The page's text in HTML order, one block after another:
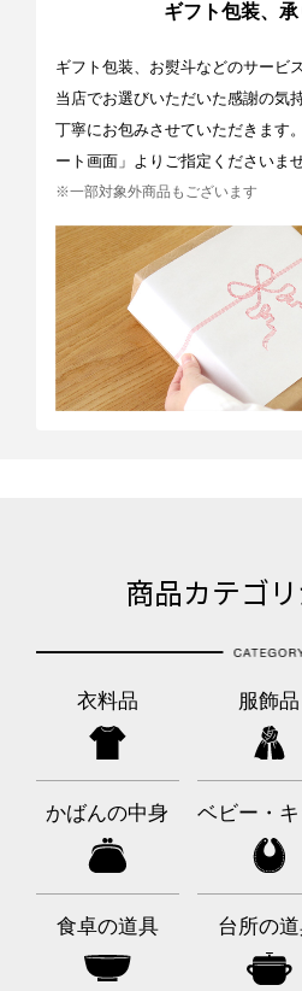
ギフト包装、承
ギフト包装、お熨斗などのサービ
当店でお選びいただいた感謝の気
丁寧にお包みさせていただきます
ート画面」よりご指定くださいませ
※一部対象外商品もございます
商品カテゴ
衣料品 服飾品
かばんの中身 ベビー・
食卓の道具 台所の